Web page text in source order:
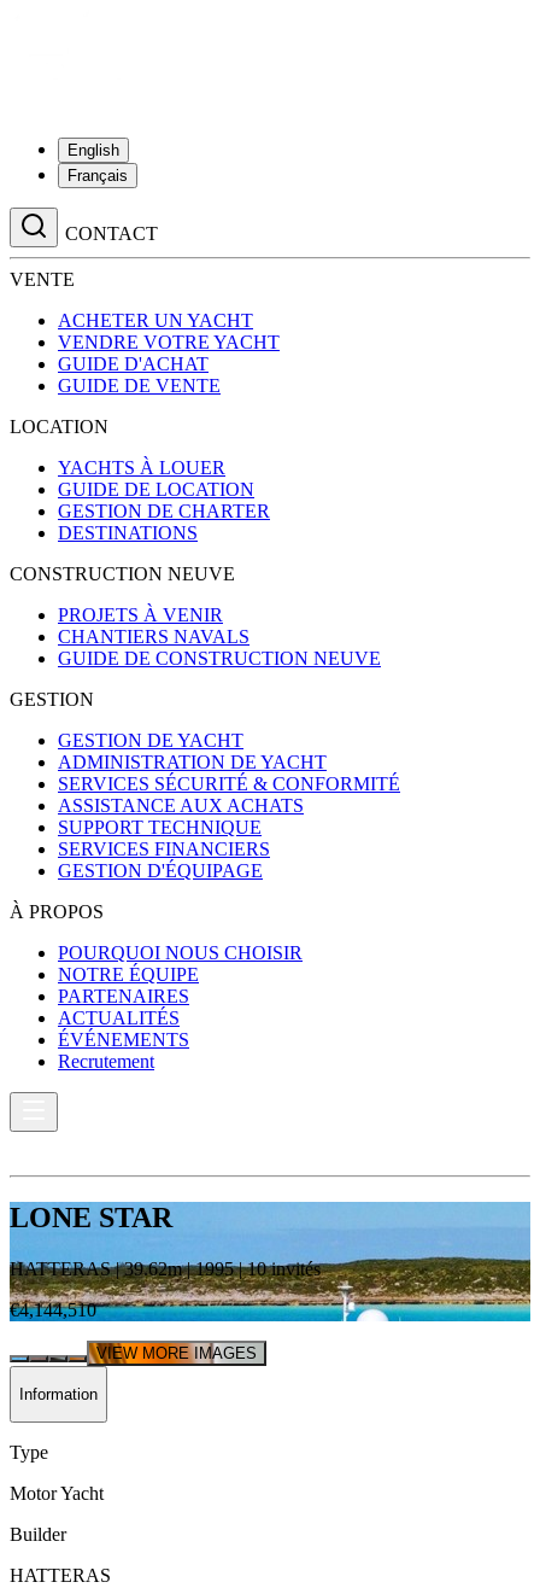
English
Français
CONTACT
VENTE
ACHETER UN YACHT
VENDRE VOTRE YACHT
GUIDE D'ACHAT
GUIDE DE VENTE
LOCATION
YACHTS À LOUER
GUIDE DE LOCATION
GESTION DE CHARTER
DESTINATIONS
CONSTRUCTION NEUVE
PROJETS À VENIR
CHANTIERS NAVALS
GUIDE DE CONSTRUCTION NEUVE
GESTION
GESTION DE YACHT
ADMINISTRATION DE YACHT
SERVICES SÉCURITÉ & CONFORMITÉ
ASSISTANCE AUX ACHATS
SUPPORT TECHNIQUE
SERVICES FINANCIERS
GESTION D'ÉQUIPAGE
À PROPOS
POURQUOI NOUS CHOISIR
NOTRE ÉQUIPE
PARTENAIRES
ACTUALITÉS
ÉVÉNEMENTS
Recrutement
LONE STAR
HATTERAS|39.62m |1995|10 invités
€4,144,510
VIEW MORE IMAGES
Information
Type
Motor Yacht
Builder
HATTERAS